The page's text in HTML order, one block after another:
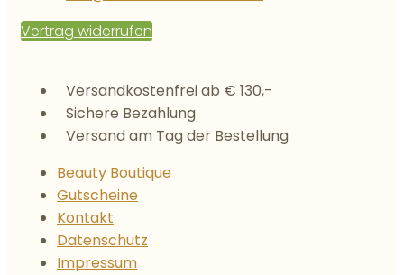
Vertrag widerrufen
Versandkostenfrei ab € 130,-
Sichere Bezahlung
Versand am Tag der Bestellung
Beauty Boutique
Gutscheine
Kontakt
Datenschutz
Impressum